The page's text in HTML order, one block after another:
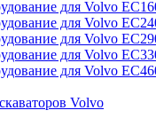
для Volvo
для Volvo
для Volvo
для Volvo
для Volvo
Volvo